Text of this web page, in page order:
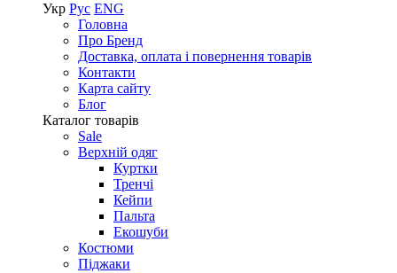
Укр Рус ENG
Головна
Про Бренд
Доставка, оплата і повернення товарів
Контакти
Карта сайту
Блог
Каталог товарів
Sale
Верхній одяг
Куртки
Тренчі
Кейпи
Пальта
Екошуби
Костюми
Піджаки